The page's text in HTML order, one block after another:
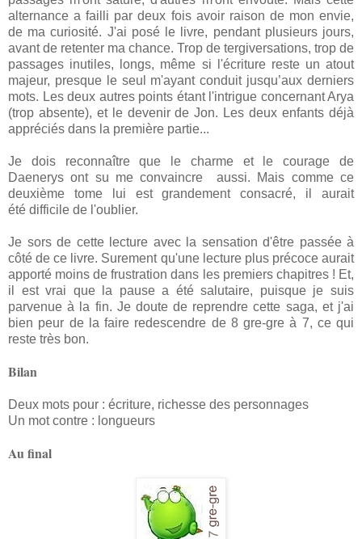
alternance a failli par deux fois avoir raison de mon envie,
de ma curiosité. J'ai posé le livre, pendant plusieurs jours,
avant de retenter ma chance. Trop de tergiversations, trop de
passages inutiles, longs, même si l'écriture reste un atout
majeur, presque le seul m'ayant conduit jusqu’aux derniers
mots. Les deux autres points étant l'intrigue concernant Arya
(trop absente), et le devenir de Jon. Les deux enfants déjà
appréciés dans la première partie...
Je dois reconnaître que le charme et le courage de
Daenerys ont su me convaincre aussi. Mais comme ce
deuxième tome lui est grandement consacré, il aurait
été difficile de l'oublier.
Je sors de cette lecture avec la sensation d'être passée à
côté de ce livre. Surement qu'une lecture plus précoce aurait
apporté moins de frustration dans les premiers chapitres ! Et,
il est vrai que la pause a été salutaire, puisque je suis
parvenue à la fin. Je doute de reprendre cette saga, et j'ai
bien peur de la faire redescendre de 8 gre-gre à 7, ce qui
reste très bon.
Bilan
Deux mots pour : écriture, richesse des personnages
Un mot contre : longueurs
Au final